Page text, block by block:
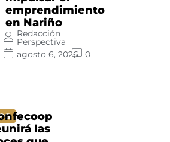
emprendimiento
en Nariño
Redacción
Perspectiva
agosto 6, 2026
0
las